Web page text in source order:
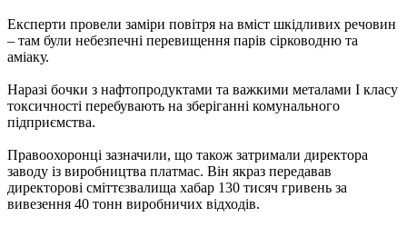
Експерти провели заміри повітря на вміст шкідливих речовин
– там були небезпечні перевищення парів сірководню та
аміаку.
Наразі бочки з нафтопродуктами та важкими металами І класу
токсичності перебувають на зберіганні комунального
підприємства.
Правоохоронці зазначили, що також затримали директора
заводу із виробництва платмас. Він якраз передавав
директорові сміттєзвалища хабар 130 тисяч гривень за
вивезення 40 тонн виробничих відходів.